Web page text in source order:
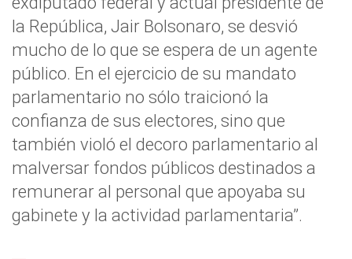
la República, Jair Bolsonaro, se desvió
mucho de lo que se espera de un agente
público. En el ejercicio de su mandato
parlamentario no sólo traicionó la
confianza de sus electores, sino que
también violó el decoro parlamentario al
malversar fondos públicos destinados a
remunerar al personal que apoyaba su
gabinete y la actividad parlamentaria”.